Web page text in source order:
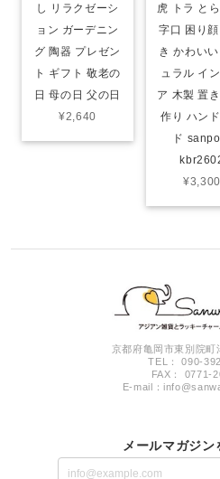
し リラクゼーシ
ョン ガーデニン
グ 陶器 プレゼン
ト ギフト 敬老の
日 母の日 父の日
¥2,640
虎 トラ と
字口 困り
き かわい
ュラル イ
ア 木製 置
作り ハン
ド
¥3,300
京都府亀岡市東別院
TEL： 090-
FAX： 0771-
E-mail：
メールマガジン